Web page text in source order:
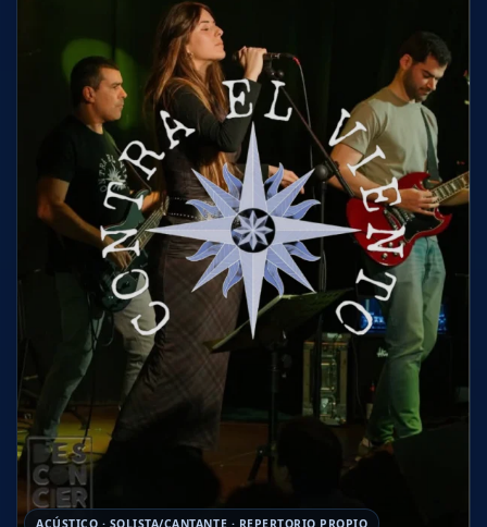
ACÚSTICO · SOLISTA/CANTANTE · REPERTORIO PROPIO